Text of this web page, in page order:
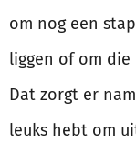
om nog een
liggen of om
Dat zorgt er
leuks hebt om